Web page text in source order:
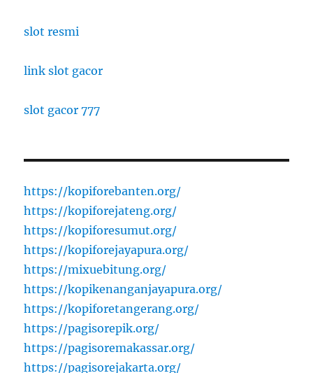
slot resmi
link slot gacor
slot gacor 777
https://kopiforebanten.org/
https://kopiforejateng.org/
https://kopiforesumut.org/
https://kopiforejayapura.org/
https://mixuebitung.org/
https://kopikenanganjayapura.org/
https://kopiforetangerang.org/
https://pagisorepik.org/
https://pagisoremakassar.org/
https://pagisorejakarta.org/